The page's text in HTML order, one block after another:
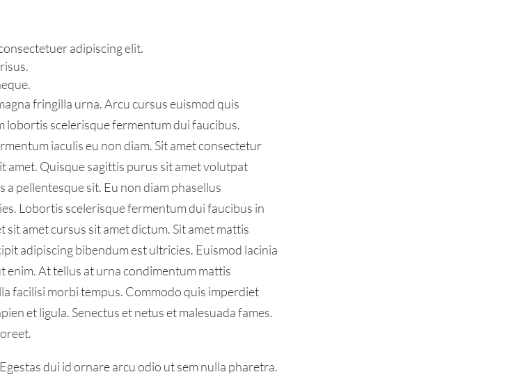
adipiscing elit.
fringilla urna. Arcu cursus euismod quis
lobortis scelerisque fermentum dui faucibus.
iaculis eu non diam. Sit amet consectetur
amet. Quisque sagittis purus sit amet volutpat
pellentesque sit. Eu non diam phasellus
Lobortis scelerisque fermentum dui faucibus in
amet cursus sit amet dictum. Sit amet mattis
adipiscing bibendum est ultricies. Euismod lacinia
enim. At tellus at urna condimentum mattis
facilisi morbi tempus. Commodo quis imperdiet
et ligula. Senectus et netus et malesuada fames.
dui id ornare arcu odio ut sem nulla pharetra.